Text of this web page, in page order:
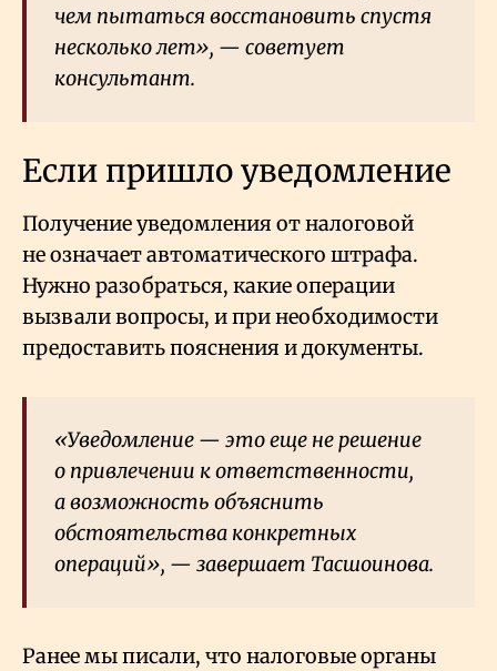
чем пытаться восстановить спустя
несколько лет», — советует
консультант.
Если пришло уведомление
Получение уведомления от налоговой
не означает автоматического штрафа.
Нужно разобраться, какие операции
вызвали вопросы, и при необходимости
предоставить пояснения и документы.
«Уведомление — это еще не решение
о привлечении к ответственности,
а возможность объяснить
обстоятельства конкретных
операций», — завершает Тасшоинова.
Ранее мы писали, что налоговые органы